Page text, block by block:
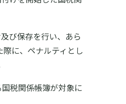
び保存を行い、あら
に、ペナルティとし
税関係帳簿が対象に